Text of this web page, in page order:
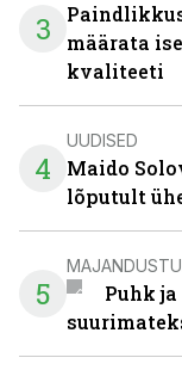
3
määrata
kvaliteeti
4
UUDISED
Maido
lõputult
5
Puhk